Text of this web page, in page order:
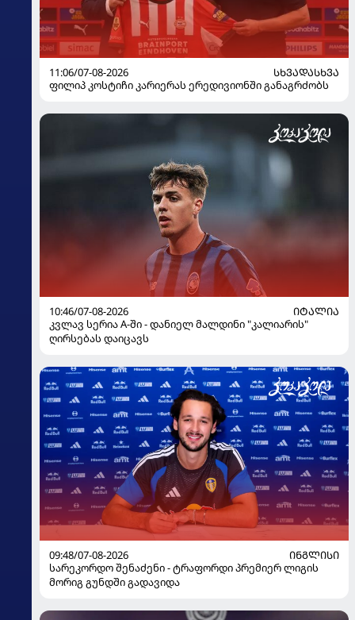
11:06/07-08-2026
ᲡᲮᲕᲐᲓᲐᲡᲮᲕᲐ
ფილიპ კოსტიჩი კარიერას ერედივიონში განაგრძობს
10:46/07-08-2026
ᲘᲢᲐᲚᲘᲐ
კვლავ სერია A-ში - დანიელ მალდინი "კალიარის"
ღირსებას დაიცავს
09:48/07-08-2026
ᲘᲜᲒᲚᲘᲡᲘ
სარეკორდო შენაძენი - ტრაფორდი პრემიერ ლიგის
მორიგ გუნდში გადავიდა